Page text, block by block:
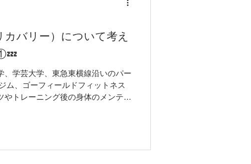
バリー）について考え
、学芸大学、東急東横線沿いのパー
ム、ゴーフィールドフィットネス
やトレーニング後の身体のメンテナ